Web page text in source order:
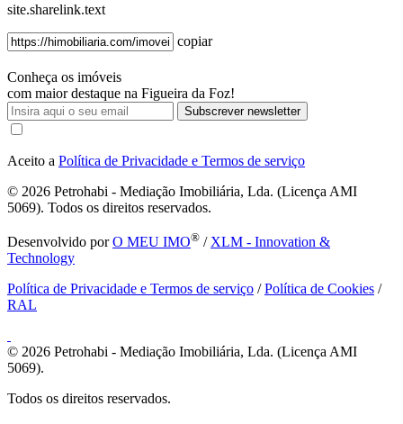
site.sharelink.text
copiar
Conheça os imóveis
com maior destaque na Figueira da Foz!
Subscrever newsletter
Aceito a Política de Privacidade e Termos de serviço
© 2026 Petrohabi - Mediação Imobiliária, Lda. (Licença AMI
5069). Todos os direitos reservados.
Desenvolvido porO MEU IMO® / XLM - Innovation &
Technology
Política de Privacidade e Termos de serviço /Política de Cookies /
RAL
© 2026 Petrohabi - Mediação Imobiliária, Lda. (Licença AMI
5069).
Todos os direitos reservados.